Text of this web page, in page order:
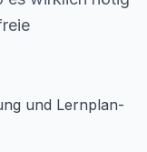
und Lernplan-